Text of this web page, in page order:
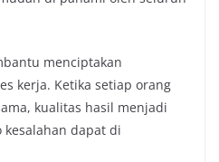
menciptakan
kerja. Ketika setiap orang
kualitas hasil menjadi
dapat di